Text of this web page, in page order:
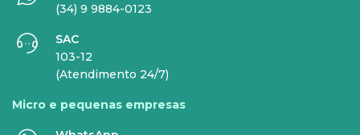
EMPRESAS
INTERNET
Internet Fibra
Comunicação de Dados
(34) 9 9884-0123
SAC
103-12
(Atendimento 24/7)
Micro e pequenas empresas